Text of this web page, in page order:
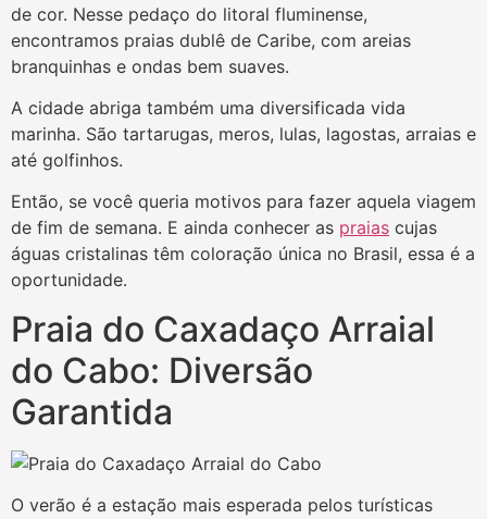
de cor. Nesse pedaço do litoral fluminense,
encontramos praias dublê de Caribe, com areias
branquinhas e ondas bem suaves.
A cidade abriga também uma diversificada vida
marinha. São tartarugas, meros, lulas, lagostas, arraias e
até golfinhos.
Então, se você queria motivos para fazer aquela viagem
de fim de semana. E ainda conhecer as praias cujas
águas cristalinas têm coloração única no Brasil, essa é a
oportunidade.
Praia do Caxadaço Arraial
do Cabo: Diversão
Garantida
O verão é a estação mais esperada pelos turísticas